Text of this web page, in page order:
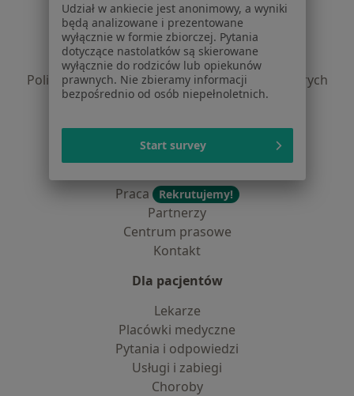
Regulamin
Polityka prywatności pacjentów
Polityka prywatności profesjonalistów
Polityka prywatności dla profesjonalistów, których
dane pozyskaliśmy samodzielnie
Dostępność
Praca
Rekrutujemy!
Partnerzy
Centrum prasowe
Kontakt
Dla pacjentów
Lekarze
Placówki medyczne
Pytania i odpowiedzi
Usługi i zabiegi
Choroby
Udział w ankiecie jest anonimowy, a wyniki
będą analizowane i prezentowane
wyłącznie w formie zbiorczej. Pytania
dotyczące nastolatków są skierowane
wyłącznie do rodziców lub opiekunów
prawnych. Nie zbieramy informacji
bezpośrednio od osób niepełnoletnich.
Start survey